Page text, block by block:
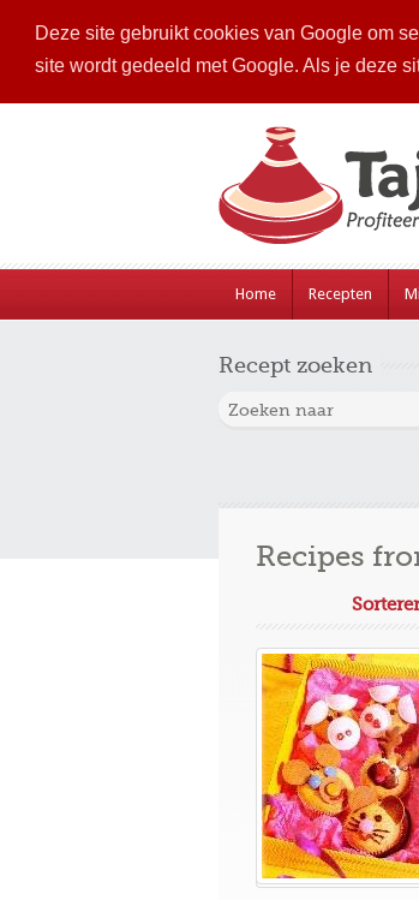
Deze site gebruikt cookies van Google om
site wordt gedeeld met Google. Als je deze
Home Recepten
Recept zoeken
Recipes